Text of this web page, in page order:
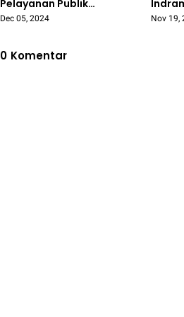
Pelayanan Publik
Pontianak Tertinggi ke-
Dec 05, 2024
Unjuk
Nov 19,
0 Komentar